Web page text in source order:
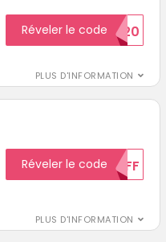
PLUS D'INFORMATION
Réveler le code
BIENVENUE20
PLUS D'INFORMATION
Réveler le code10%OFF